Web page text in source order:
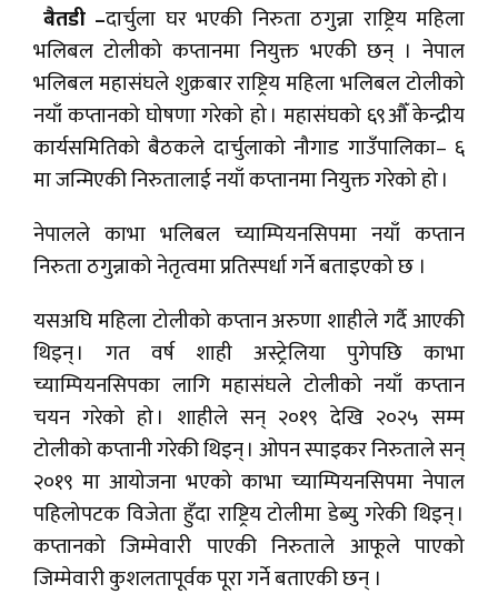
बैतडी –दार्चुला घर भएकी निरुता ठगुन्ना राष्ट्रिय महिला
भलिबल टोलीको कप्तानमा नियुक्त भएकी छन् । नेपाल
भलिबल महासंघले शुक्रबार राष्ट्रिय महिला भलिबल टोलीको
नयाँ कप्तानको घोषणा गरेको हो । महासंघको ६९औँ केन्द्रीय
कार्यसमितिको बैठकले दार्चुलाको नौगाड गाउँपालिका– ६
मा जन्मिएकी निरुतालाई नयाँ कप्तानमा नियुक्त गरेको हो ।
नेपालले काभा भलिबल च्याम्पियनसिपमा नयाँ कप्तान
निरुता ठगुन्नाको नेतृत्वमा प्रतिस्पर्धा गर्ने बताइएको छ ।
यसअघि महिला टोलीको कप्तान अरुणा शाहीले गर्दै आएकी
थिइन् । गत वर्ष शाही अस्ट्रेलिया पुगेपछि काभा
च्याम्पियनसिपका लागि महासंघले टोलीको नयाँ कप्तान
चयन गरेको हो । शाहीले सन् २०१९ देखि २०२५ सम्म
टोलीको कप्तानी गरेकी थिइन् । ओपन स्पाइकर निरुताले सन्
२०१९ मा आयोजना भएको काभा च्याम्पियनसिपमा नेपाल
पहिलोपटक विजेता हुँदा राष्ट्रिय टोलीमा डेब्यु गरेकी थिइन् ।
कप्तानको जिम्मेवारी पाएकी निरुताले आफूले पाएको
जिम्मेवारी कुशलतापूर्वक पूरा गर्ने बताएकी छन् ।